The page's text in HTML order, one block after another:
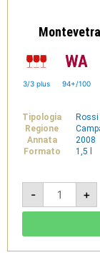
3/3 plus 94+/100
Tipologia
Rossi
Regione
Annata
2008
Formato
1,5 l
-
2008
-
Colli
1,5L
+